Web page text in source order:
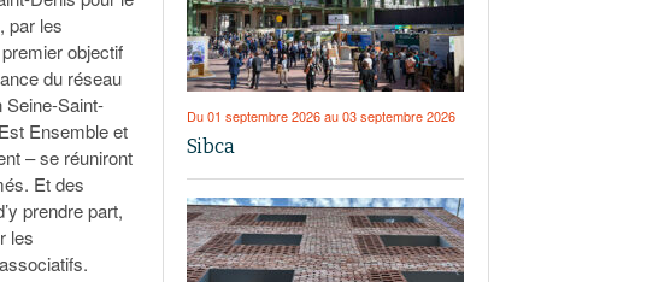
par les
objectif
du réseau
Seine-Saint-
Ensemble et
– se réuniront
Et des
prendre part,
les
Du 01 septembre 2026 au 03 septembre 2026
Sibca